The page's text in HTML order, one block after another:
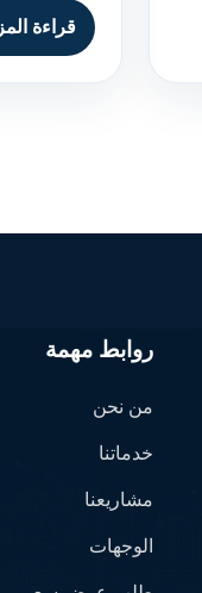
قراءة
روابط مهمة
من نحن
خدماتنا
مشاريعنا
الوجهات